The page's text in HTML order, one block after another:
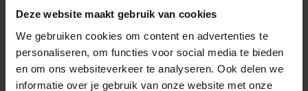
Deze website maakt gebruik van cookies
We gebruiken cookies om content en advertenties te
personaliseren, om functies voor social media te bieden
en om ons websiteverkeer te analyseren. Ook delen we
informatie over je gebruik van onze website met onze